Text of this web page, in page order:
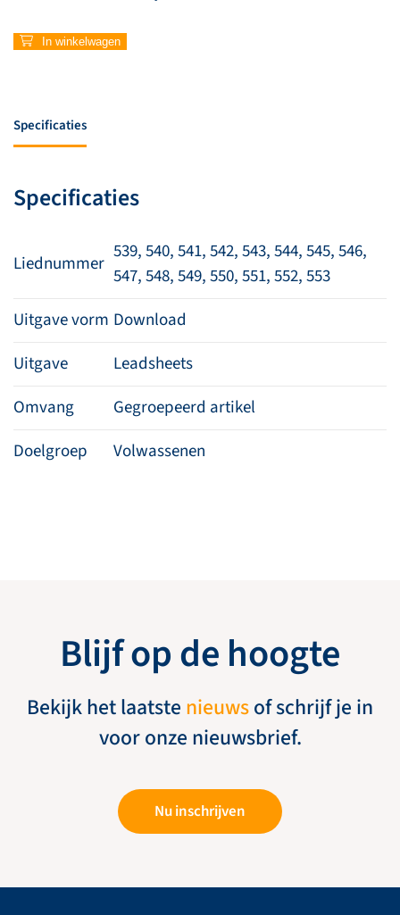
In winkelwagen
Specificaties
Specificaties
Liednummer
539, 540, 541, 542, 543, 544, 545, 546,
547, 548, 549, 550, 551, 552, 553
Uitgave vorm Download
Uitgave
Leadsheets
Omvang
Gegroepeerd artikel
Doelgroep
Volwassenen
Blijf op de hoogte
Bekijk het laatste nieuwsof schrijf je in
voor onze nieuwsbrief.
Nu inschrijven